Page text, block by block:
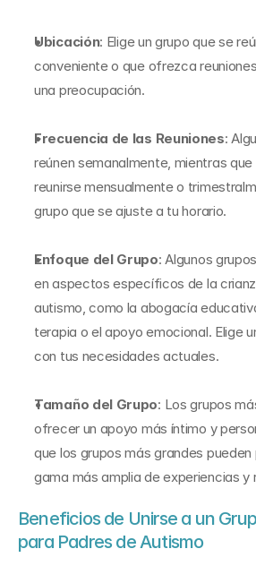
Ubicación: Elige un grupo que se
conveniente o que ofrezca
una preocupación.
Frecuencia de las Reuniones:
reúnen semanalmente, mientras
reunirse mensualmente o
grupo que se ajuste a tu horario.
Enfoque del Grupo: Algunos
en aspectos específicos de la
autismo, como la abogacía
terapia o el apoyo emocional. Elige
con tus necesidades actuales.
Tamaño del Grupo: Los grupos
ofrecer un apoyo más íntimo y
que los grupos más grandes pueden
gama más amplia de experiencias y
Beneficios de Unirse a un
para Padres de Autismo